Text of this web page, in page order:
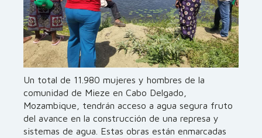
Un total de 11.980 mujeres y hombres de la
comunidad de Mieze en Cabo Delgado,
Mozambique, tendrán acceso a agua segura fruto
del avance en la construcción de una represa y
sistemas de agua. Estas obras están enmarcadas